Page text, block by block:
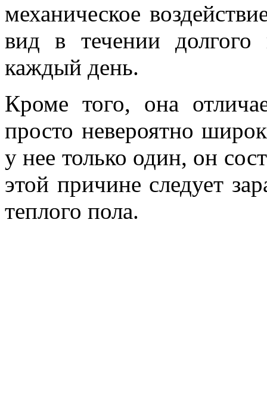
механическое
вид в течении
каждый день.
Кроме того, она
просто невероятно
у нее только один, он
этой причине следует
теплого пола.